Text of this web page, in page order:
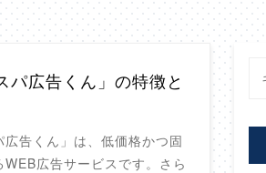
パ広告くん」の特徴と
告くん」は、低価格かつ固
広告サービスです。さら